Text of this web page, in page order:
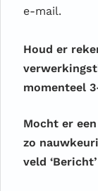
e-mail.
Houd er
momenteel
Mocht er
zo
veld ‘Bericht’